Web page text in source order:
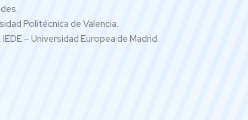
Politécnica de Valencia.
– Universidad Europea de Madrid.